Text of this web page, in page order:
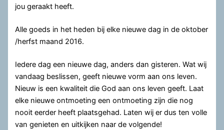
jou geraakt heeft.
Alle goeds in het heden bij elke nieuwe dag in de oktober
/herfst maand 2016.
Iedere dag een nieuwe dag, anders dan gisteren. Wat wij
vandaag beslissen, geeft nieuwe vorm aan ons leven.
Nieuw is een kwaliteit die God aan ons leven geeft. Laat
elke nieuwe ontmoeting een ontmoeting zijn die nog
nooit eerder heeft plaatsgehad. Laten wij er dus ten volle
van genieten en uitkijken naar de volgende!